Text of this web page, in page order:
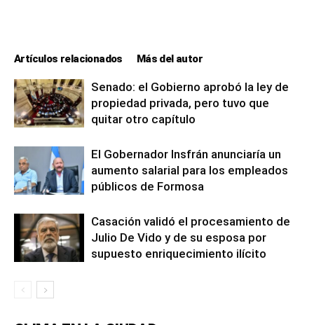
Artículos relacionados Más del autor
Senado: el Gobierno aprobó la ley de
propiedad privada, pero tuvo que
quitar otro capítulo
El Gobernador Insfrán anunciaría un
aumento salarial para los empleados
públicos de Formosa
Casación validó el procesamiento de
Julio De Vido y de su esposa por
supuesto enriquecimiento ilícito